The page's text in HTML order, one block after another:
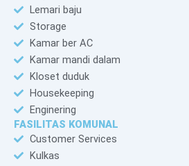
Lemari baju
Storage
Kamar ber AC
Kamar mandi dalam
Kloset duduk
Housekeeping
Enginering
FASILITAS KOMUNAL
Customer Services
Kulkas